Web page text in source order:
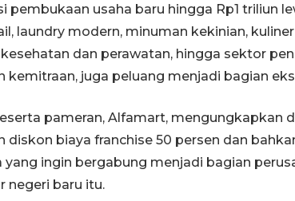
pembukaan usaha baru hingga Rp1 triliun
laundry modern, minuman kekinian,
kesehatan dan perawatan, hingga sektor
kemitraan, juga peluang menjadi bagian
pameran, Alfamart, mengungkapkan
diskon biaya franchise 50 persen dan
yang ingin bergabung menjadi bagian
negeri baru itu.